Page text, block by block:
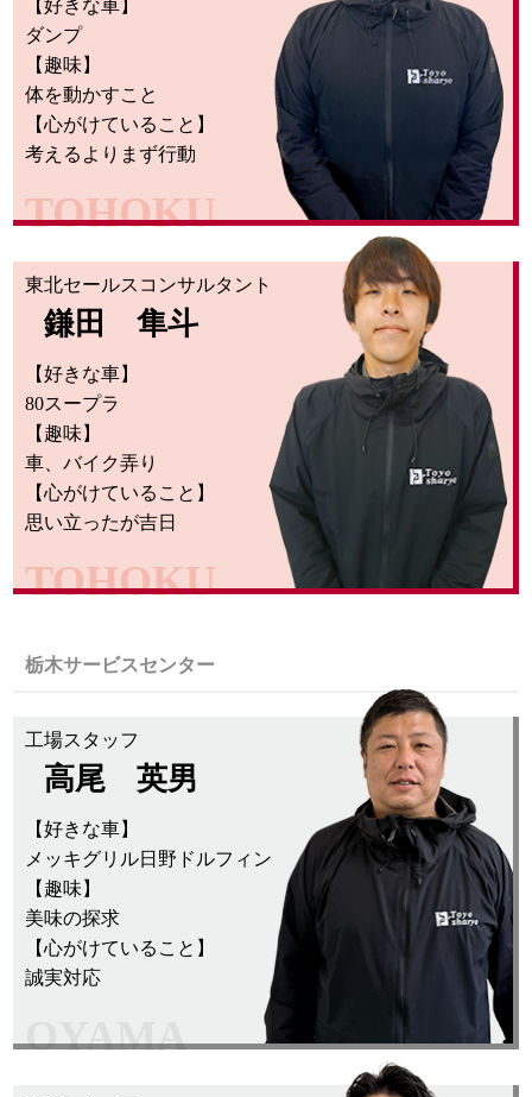
【好きな車】
ダンプ
【趣味】
体を動かすこと
【心がけていること】
考えるよりまず行動
TOHOKU
東北セールスコンサルタント
鎌田 隼斗
【好きな車】
80スープラ
【趣味】
車、バイク弄り
【心がけていること】
思い立ったが吉日
TOHOKU
栃木サービスセンター
工場スタッフ
高尾 英男
【好きな車】
メッキグリル日野ドルフィン
【趣味】
美味の探求
【心がけていること】
誠実対応
OYAMA